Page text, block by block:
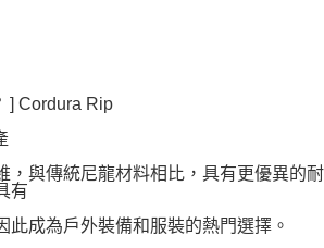
] Cordura Rip
，與傳統尼龍材料相比，具有更優異的耐
有
此成為戶外裝備和服裝的熱門選擇。